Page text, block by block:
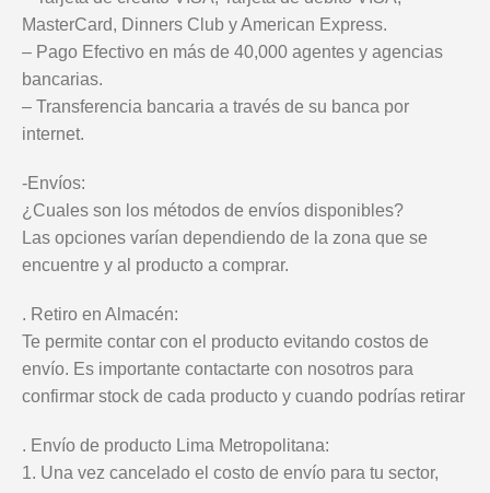
MasterCard, Dinners Club y American Express.
– Pago Efectivo en más de 40,000 agentes y agencias
bancarias.
– Transferencia bancaria a través de su banca por
internet.
-Envíos:
¿Cuales son los métodos de envíos disponibles?
Las opciones varían dependiendo de la zona que se
encuentre y al producto a comprar.
. Retiro en Almacén:
Te permite contar con el producto evitando costos de
envío. Es importante contactarte con nosotros para
confirmar stock de cada producto y cuando podrías retirar
. Envío de producto Lima Metropolitana:
1. Una vez cancelado el costo de envío para tu sector,